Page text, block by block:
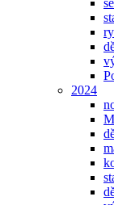
2024